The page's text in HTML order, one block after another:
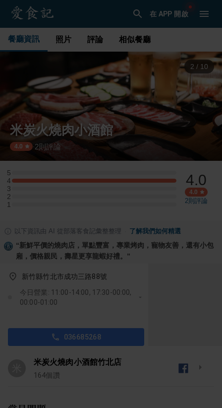
在 APP 開啟
餐廳資訊 照片 評論 相似餐廳
3 / 10
米炭火燒肉小酒館
4.0 ·2 則評論
5
5 星：0 則評論
4
4 星：1 則評論
3
3 星：0 則評論
2
2 星：0 則評論
1
1 星：0 則評論
4.0
4.0
2則評論
以下資訊由 AI 從部落客食記彙整整理 了解我們如何精選
“新鮮平價的燒肉店，單點豐富，專業烤肉，寵物友善，還有小包
廂，價格親民，壽星更享龍蝦好禮。 ”
新竹縣竹北市成功三路88號
今日營業: 11:00-14:00, 17:30-00:00,
00:00-01:00
036685268
米炭火燒肉小酒館竹北店
164個讚